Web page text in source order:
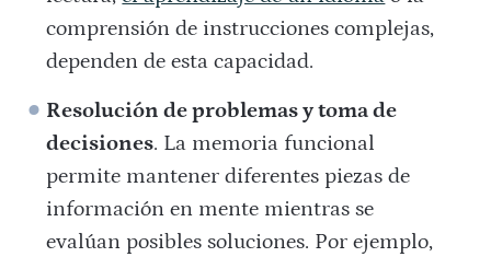
comprensión de instrucciones complejas,
dependen de esta capacidad.
Resolución de problemas y toma de
decisiones. La memoria funcional
permite mantener diferentes piezas de
información en mente mientras se
evalúan posibles soluciones. Por ejemplo,